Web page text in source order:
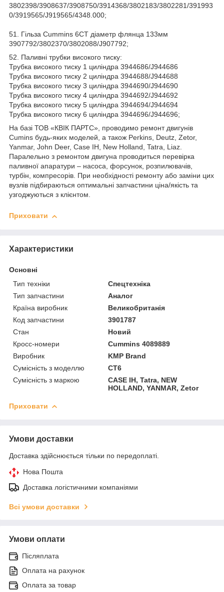
3802398/3908637/3908750/3914368/3802183/3802281/391993
0/3919565/J919565/4348.000;
51. Гільза Cummins 6CT діаметр флянца 133мм
3907792/3802370/3802088/J907792;
52. Паливні трубки високого тиску:
Трубка високого тиску 1 циліндра 3944686/J944686
Трубка високого тиску 2 циліндра 3944688/J944688
Трубка високого тиску 3 циліндра 3944690/J944690
Трубка високого тиску 4 циліндра 3944692/J944692
Трубка високого тиску 5 циліндра 3944694/J944694
Трубка високого тиску 6 циліндра 3944696/J944696;
На базі ТОВ «КВІК ПАРТС», проводимо ремонт двигунів
Cumins будь-яких моделей, а також Perkins, Deutz, Zetor,
Yanmar, John Deer, Case IH, New Holland, Tatra, Liaz.
Паралельно з ремонтом двигуна проводиться перевірка
паливної апаратури – насоса, форсунок, розпилювачів,
турбін, компресорів. При необхідності ремонту або заміни цих
вузлів підбираються оптимальні запчастини ціна/якість та
узгоджуються з клієнтом.
Приховати
Характеристики
Основні
Тип техніки
Спецтехніка
Тип запчастини
Аналог
Країна виробник
Великобританія
Код запчастини
3901787
Стан
Новий
Кросс-номери
Cummins 4089889
Виробник
KMP Brand
Сумісність з моделлю
CT6
Сумісність з маркою
CASE IH, Tatra, NEW
HOLLAND, YANMAR, Zetor
Приховати
Умови доставки
Доставка здійснюється тільки по передоплаті.
Нова Пошта
Доставка логістичними компаніями
Всі умови доставки
Умови оплати
Післяплата
Оплата на рахунок
Оплата за товар